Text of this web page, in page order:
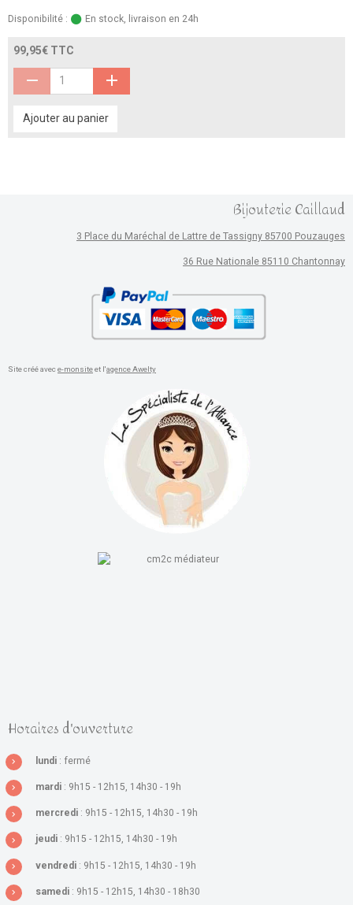
Disponibilité : En stock, livraison en 24h
99,95€ TTC
Ajouter au panier
Bijouterie Caillaud
3 Place du Maréchal de Lattre de Tassigny 85700 Pouzauges
36 Rue Nationale 85110 Chantonnay
Site créé avece-monsiteet l'agence Awelty
Horaires d'ouverture
lundi : fermé
mardi : 9h15 - 12h15, 14h30 - 19h
mercredi : 9h15 - 12h15, 14h30 - 19h
jeudi : 9h15 - 12h15, 14h30 - 19h
vendredi : 9h15 - 12h15, 14h30 - 19h
samedi : 9h15 - 12h15, 14h30 - 18h30